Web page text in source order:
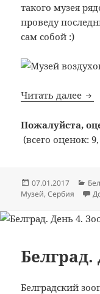
такого музея
проведу
сам собой :)
Читать далее
Пожалуйста,
(всего оценок:
Опубликовано
07.01.2017
Музей,Сербия
Белградский